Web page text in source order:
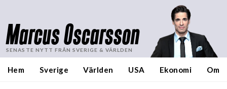
Marcus Oscarsson
SENASTE NYTT FRÅN SVERIGE & VÄRLDEN
Hem Sverige Världen USA Ekonomi Om